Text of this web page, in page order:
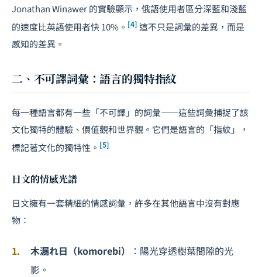
Jonathan Winawer 的實驗顯示，俄語使用者區分深藍和淺藍
的速度比英語使用者快 10%。 [4] 這不只是詞彙的差異，而是
感知的差異。
二、不可譯詞彙：語言的獨特指紋
每一種語言都有一些「不可譯」的詞彙——這些詞彙捕捉了該
文化獨特的體驗、價值觀和世界觀。它們是語言的「指紋」，
標記著文化的獨特性。 [5]
日文的情感光譜
日文擁有一套精細的情感詞彙，許多在其他語言中沒有對應
物：
木漏れ日（komorebi）
：陽光穿透樹葉間隙的光
影。